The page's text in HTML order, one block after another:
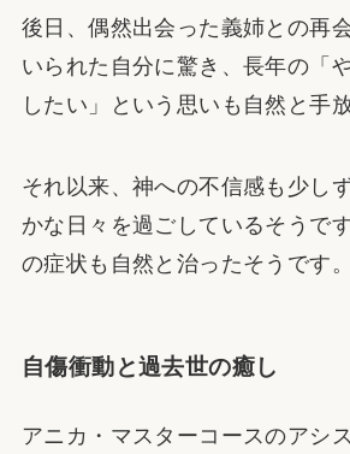
後日、偶然出会った義姉との再
いられた自分に驚き、長年の「
したい」という思いも自然と手
それ以来、神への不信感も少し
かな日々を過ごしているそうで
の症状も自然と治ったそうです。
自傷衝動と過去世の癒し
アニカ・マスターコースのアシ